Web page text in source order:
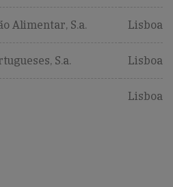
Alimentar, S.a. Lisboa
S.a. Lisboa
Lisboa